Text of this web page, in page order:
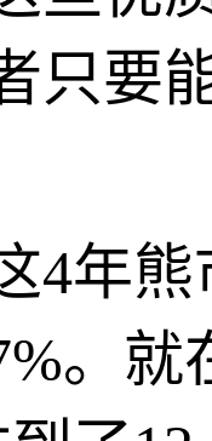
只要
4年
。就